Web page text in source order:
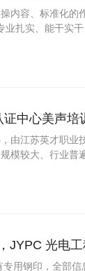
内容、标准化的
业扎实、能干实
中心美声培
由江苏英才职业
模较大、行业普
JYPC 光电
用钢印，全部